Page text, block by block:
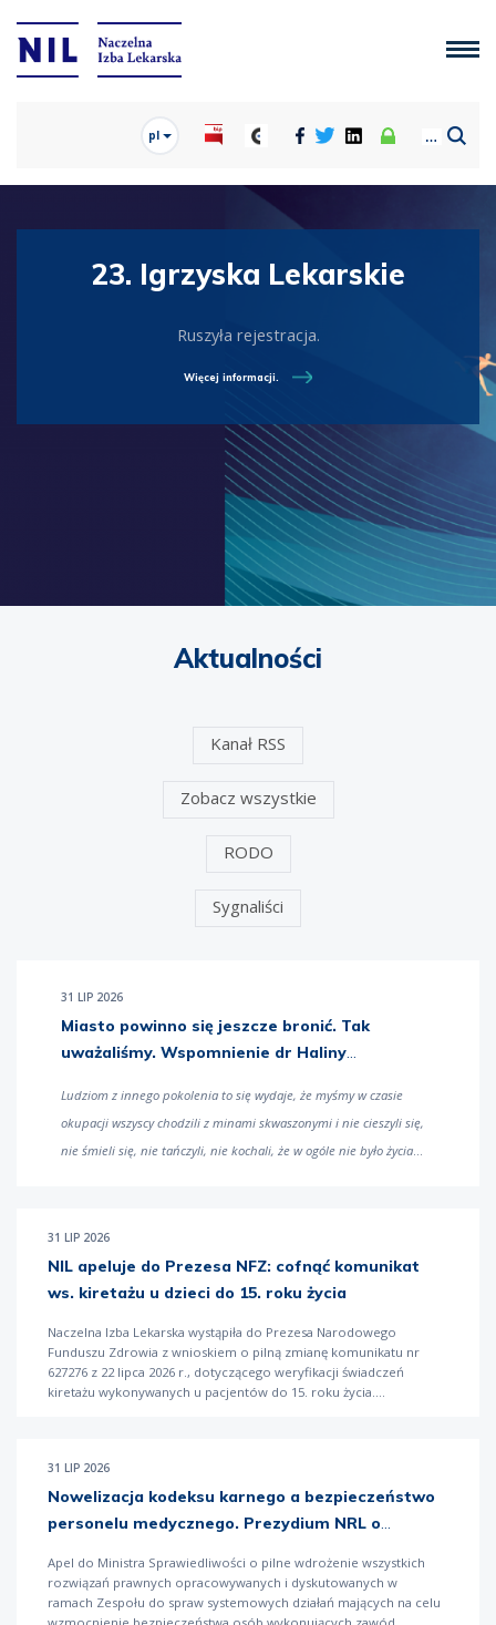
pl
23. Igrzyska Lekarskie
Ruszyła rejestracja.
Więcej informacji.
Aktualności
Kanał RSS
Zobacz wszystkie
RODO
Sygnaliści
31 LIP 2026
Miasto powinno się jeszcze bronić. Tak
uważaliśmy. Wspomnienie dr Haliny
Ludziom z innego pokolenia to się wydaje, że myśmy w czasie
okupacji wszyscy chodzili z minami skwaszonymi i nie cieszyli się,
nie śmieli się, nie tańczyli, nie kochali, że w ogóle nie było życia
sobie jakieś dowcipy, że śpiewali
Jędrzejewska, specjalistka ortopedii, sanitariuszka w Powstaniu
Warszawskim ps. Sławka w rozmowie z Muzeum Powstania
31 LIP 2026
NIL apeluje do Prezesa NFZ: cofnąć komunikat
ws. kiretażu u dzieci do 15. roku życia
Naczelna Izba Lekarska wystąpiła do Prezesa Narodowego
Funduszu Zdrowia z wnioskiem o pilną zmianę komunikatu nr
627276 z 22 lipca 2026 r., dotyczącego weryfikacji świadczeń
kiretażu wykonywanych u pacjentów do 15. roku życia.
31 LIP 2026
Nowelizacja kodeksu karnego a bezpieczeństwo
personelu medycznego. Prezydium NRL o
Apel do Ministra Sprawiedliwości o pilne wdrożenie wszystkich
rozwiązań prawnych opracowywanych i dyskutowanych w
ramach Zespołu do spraw systemowych działań mających na celu
wzmocnienie bezpieczeństwa osób wykonujących zawód